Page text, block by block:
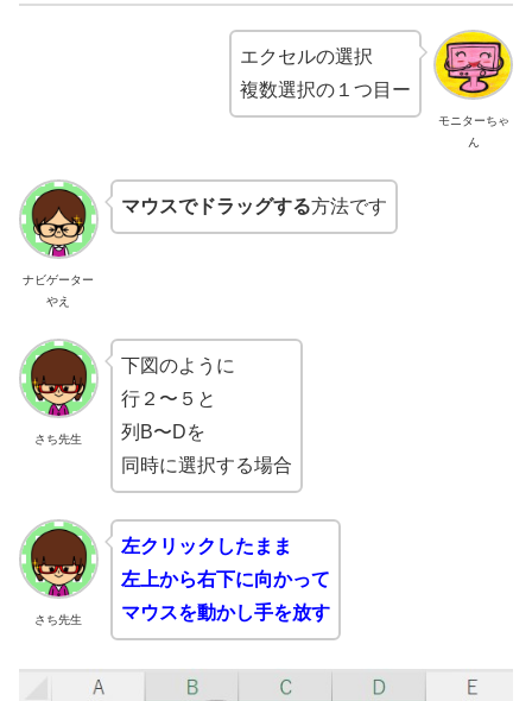
モニターちゃ
ん
エクセルの選択
複数選択の１つ目ー
ナビゲーター
やえ
マウスでドラッグする方法です
さち先生
下図のように
行２〜５と
列B〜Dを
同時に選択する場合
さち先生
左クリックしたまま
左上から右下に向かって
マウスを動かし手を放す